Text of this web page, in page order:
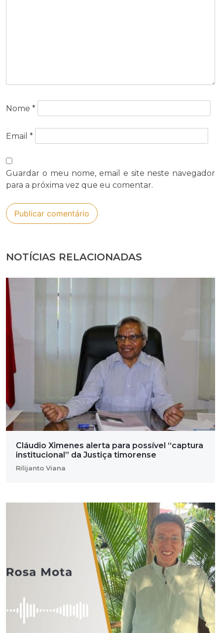
Nome *
Email *
Guardar o meu nome, email e site neste navegador
para a próxima vez que eu comentar.
NOTÍCIAS RELACIONADAS
Cláudio Ximenes alerta para possível “captura
institucional” da Justiça timorense
Rilijanto Viana